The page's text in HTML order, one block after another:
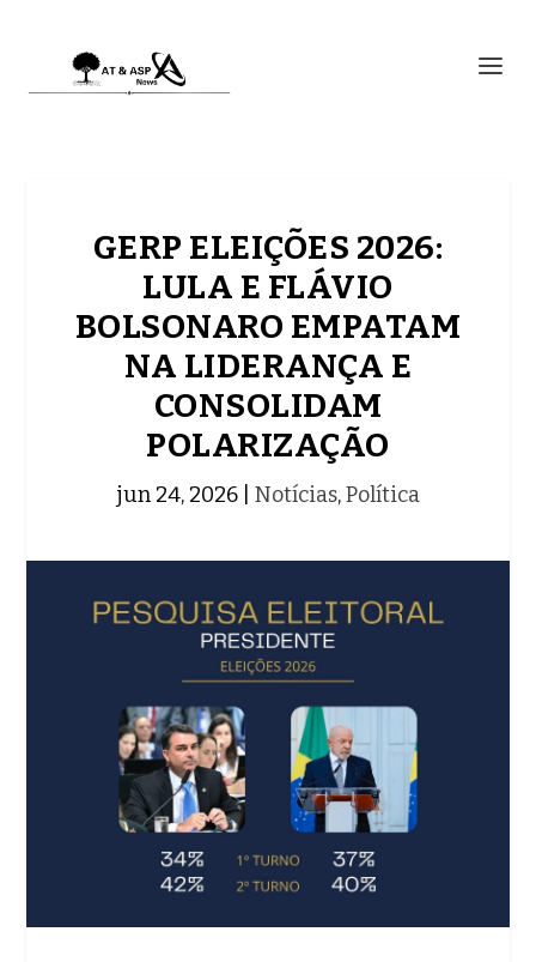
GERP ELEIÇÕES 2026:
LULA E FLÁVIO
BOLSONARO EMPATAM
NA LIDERANÇA E
CONSOLIDAM
POLARIZAÇÃO
jun 24, 2026| Notícias,Política